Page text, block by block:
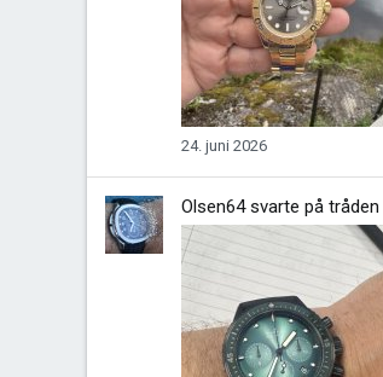
24. juni 2026
Olsen64svarte på tråden